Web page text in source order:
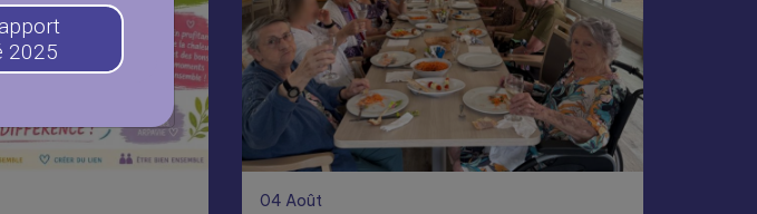
04 Août
2025